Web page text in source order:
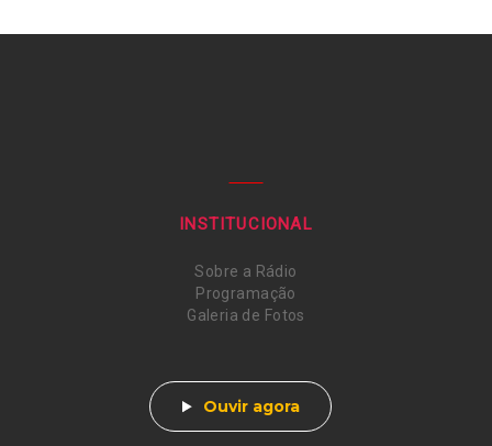
INSTITUCIONAL
Sobre a Rádio
Programação
Galeria de Fotos
Ouvir agora